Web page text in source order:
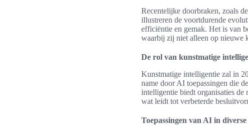
Recentelijke doorbraken, zoals
illustreren de voortdurende
efficiëntie en gemak. Het is van
waarbij zij niet alleen op nieuwe
De rol van kunstmatige
Kunstmatige intelligentie zal in
name door AI toepassingen die
intelligentie biedt organisaties de
wat leidt tot verbeterde
Toepassingen van AI in diverse